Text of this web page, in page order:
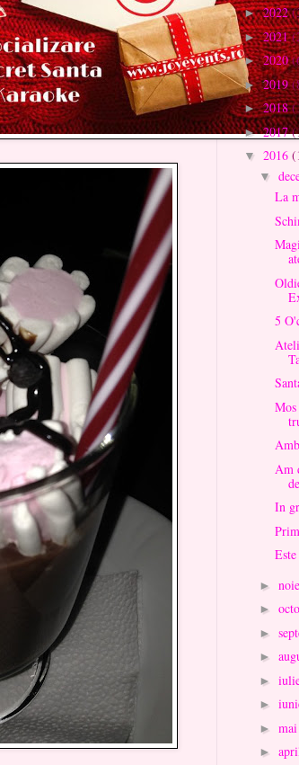
►2022
►2021
►2020
►2019
►2018
►2017
▼ 2016
▼
La
5
Am
In
►
►
►
►
►
►
► mai
►